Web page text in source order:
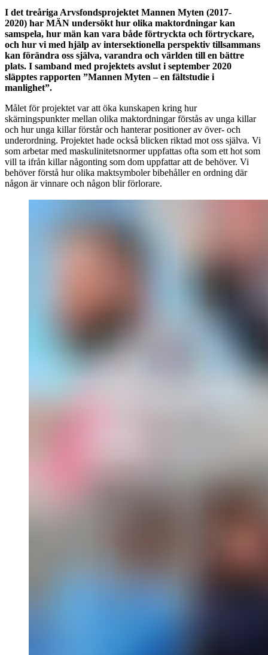
I det treåriga Arvsfondsprojektet Mannen Myten (2017-
2020) har MÄN undersökt hur olika maktordningar kan
samspela, hur män kan vara både förtryckta och förtryckare,
och hur vi med hjälp av intersektionella perspektiv tillsammans
kan förändra oss själva, varandra och världen till en bättre
plats. I samband med projektets avslut i september 2020
släpptes rapporten ”Mannen Myten – en fältstudie i
manlighet”.
Målet för projektet var att öka kunskapen kring hur
skärningspunkter mellan olika maktordningar förstås av unga killar
och hur unga killar förstår och hanterar positioner av över- och
underordning. Projektet hade också blicken riktad mot oss själva. Vi
som arbetar med maskulinitetsnormer uppfattas ofta som ett hot som
vill ta ifrån killar någonting som dom uppfattar att de behöver. Vi
behöver förstå hur olika maktsymboler bibehåller en ordning där
någon är vinnare och någon blir förlorare.